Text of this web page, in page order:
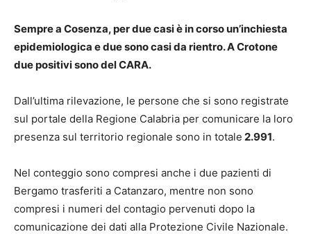
Sempre a Cosenza, per due casi è in corso un’inchiesta
epidemiologica e due sono casi da rientro. A Crotone
due positivi sono del CARA.
Dall’ultima rilevazione, le persone che si sono registrate
sul portale della Regione Calabria per comunicare la loro
presenza sul territorio regionale sono in totale 2.991.
Nel conteggio sono compresi anche i due pazienti di
Bergamo trasferiti a Catanzaro, mentre non sono
compresi i numeri del contagio pervenuti dopo la
comunicazione dei dati alla Protezione Civile Nazionale.